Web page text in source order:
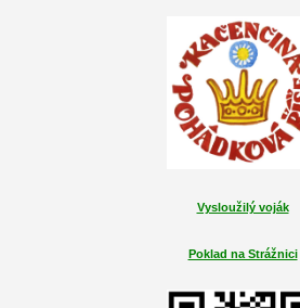
Vysloužilý voják
Poklad na Strážnici